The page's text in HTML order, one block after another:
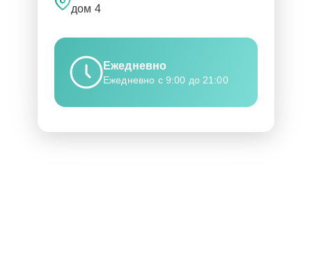
дом 4
Ежедневно
Ежедневно с 9:00 до 21:00